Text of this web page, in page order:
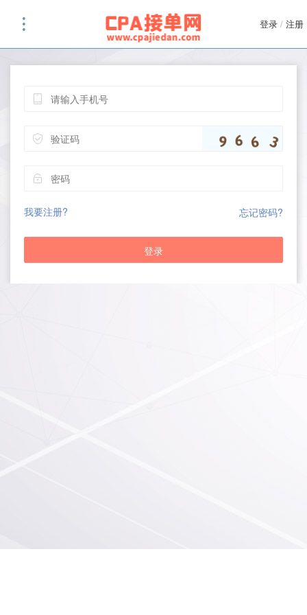
登录 / 注册
我要注册? 忘记密码?
登录